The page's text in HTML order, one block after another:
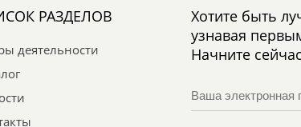
РАЗДЕЛОВ
деятельности
Хотите быть
узнавая
Начните